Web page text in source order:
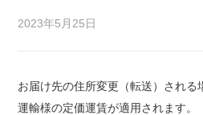
2023年5月25日
お届け先の住所変更（転送）される
運輸様の定価運賃が適用されます。